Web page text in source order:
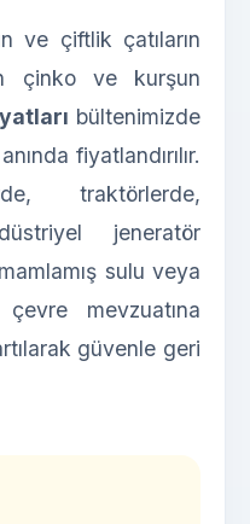
ve çiftlik çatıların
çinko ve kurşun
bültenimizde
fiyatlandırılır.
traktörlerde,
jeneratör
sulu veya
mevzuatına
güvenle geri